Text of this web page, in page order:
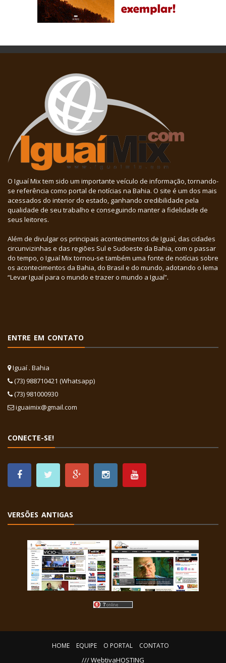
O Iguaí Mix tem sido um importante veículo de informação, tornando-
se referência como portal de notícias na Bahia. O site é um dos mais
acessados do interior do estado, ganhando credibilidade pela
qualidade de seu trabalho e conseguindo manter a fidelidade de
seus leitores.
Além de divulgar os principais acontecimentos de Iguaí, das cidades
circunvizinhas e das regiões Sul e Sudoeste da Bahia, com o passar
do tempo, o Iguaí Mix tornou-se também uma fonte de notícias sobre
os acontecimentos da Bahia, do Brasil e do mundo, adotando o lema
“Levar Iguaí para o mundo e trazer o mundo a Iguaí”.
ENTRE EM CONTATO
Iguaí . Bahia
(73) 988710421 (Whatsapp)
(73) 981000930
iguaimix@gmail.com
CONECTE-SE!
VERSÕES ANTIGAS
HOME EQUIPE O PORTAL CONTATO
/// WebtivaHOSTING